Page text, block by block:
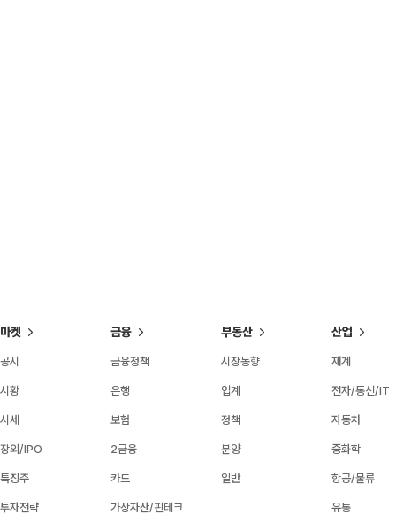
마켓
공시
시황
시세
장외/IPO
특징주
투자전략
금융
금융정책
은행
보험
2금융
카드
가상자산/핀테크
부동산
시장동향
업계
정책
분양
일반
산업
재계
전자/통신/IT
자동차
중화학
항공/물류
유통